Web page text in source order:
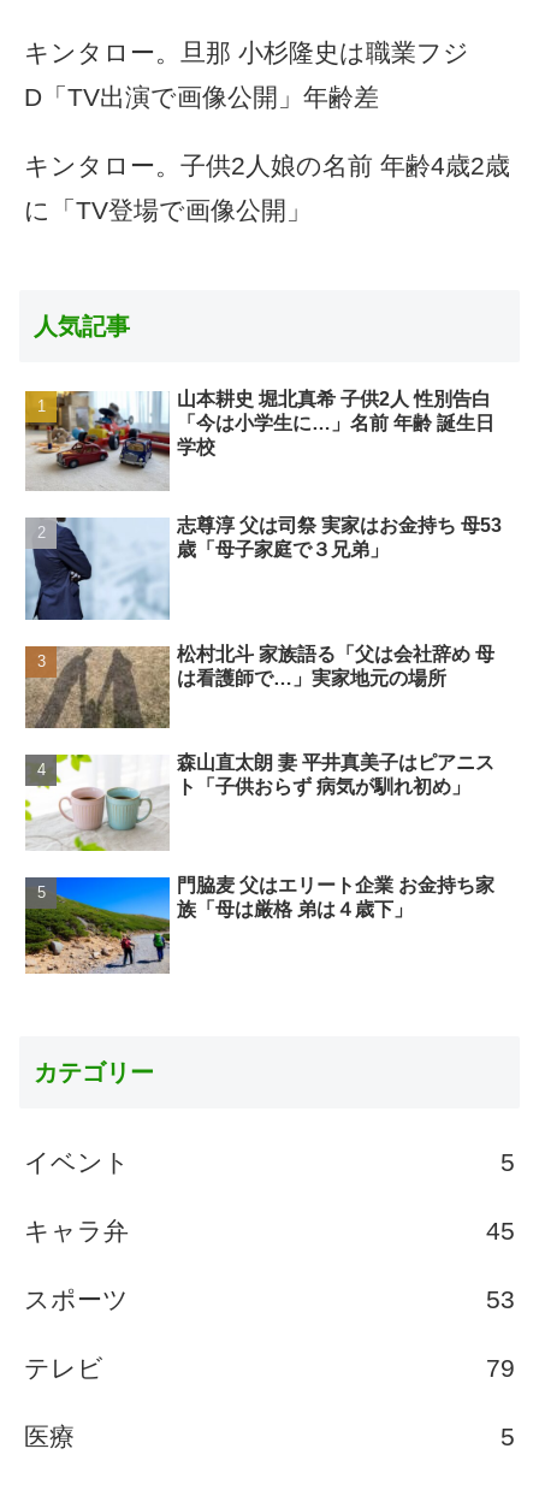
キンタロー。旦那 小杉隆史は職業フジ
D「TV出演で画像公開」年齢差
キンタロー。子供2人娘の名前 年齢4歳2歳
に「TV登場で画像公開」
人気記事
山本耕史 堀北真希 子供2人 性別告白
「今は小学生に…」名前 年齢 誕生日
学校
志尊淳 父は司祭 実家はお金持ち 母53
歳「母子家庭で３兄弟」
松村北斗 家族語る「父は会社辞め 母
は看護師で…」実家地元の場所
森山直太朗 妻 平井真美子はピアニス
ト「子供おらず 病気が馴れ初め」
門脇麦 父はエリート企業 お金持ち家
族「母は厳格 弟は４歳下」
カテゴリー
イベント 5
キャラ弁 45
スポーツ 53
テレビ 79
医療 5